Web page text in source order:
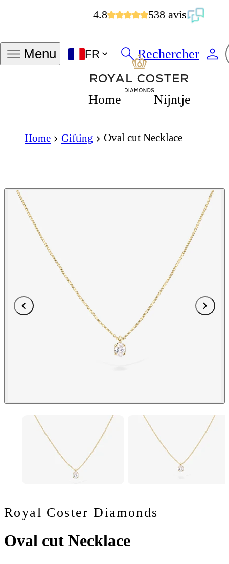
4.8 538 avis
Menu FR Rechercher
Home Nijntje
Home Gifting Oval cut Necklace
Royal Coster Diamonds
Oval cut Necklace